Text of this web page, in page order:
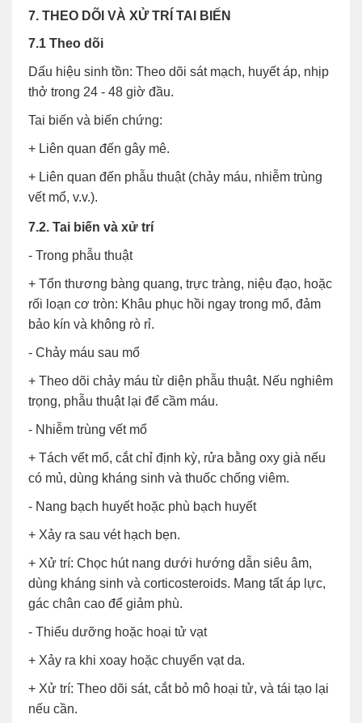
7. THEO DÕI VÀ XỬ TRÍ TAI BIẾN
7.1 Theo dõi
Dấu hiệu sinh tồn: Theo dõi sát mạch, huyết áp, nhịp
thở trong 24 - 48 giờ đầu.
Tai biến và biến chứng:
+ Liên quan đến gây mê.
+ Liên quan đến phẫu thuật (chảy máu, nhiễm trùng
vết mổ, v.v.).
7.2. Tai biến và xử trí
- Trong phẫu thuật
+ Tổn thương bàng quang, trực tràng, niệu đạo, hoặc
rối loạn cơ tròn: Khâu phục hồi ngay trong mổ, đảm
bảo kín và không rò rỉ.
- Chảy máu sau mổ
+ Theo dõi chảy máu từ diện phẫu thuật. Nếu nghiêm
trọng, phẫu thuật lại để cầm máu.
- Nhiễm trùng vết mổ
+ Tách vết mổ, cắt chỉ định kỳ, rửa bằng oxy già nếu
có mủ, dùng kháng sinh và thuốc chống viêm.
- Nang bạch huyết hoặc phù bạch huyết
+ Xảy ra sau vét hạch bẹn.
+ Xử trí: Chọc hút nang dưới hướng dẫn siêu âm,
dùng kháng sinh và corticosteroids. Mang tất áp lực,
gác chân cao để giảm phù.
- Thiểu dưỡng hoặc hoại tử vạt
+ Xảy ra khi xoay hoặc chuyển vạt da.
+ Xử trí: Theo dõi sát, cắt bỏ mô hoại tử, và tái tạo lại
nếu cần.